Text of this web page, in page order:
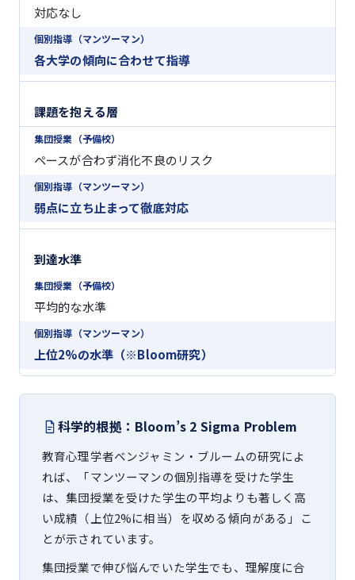
対応なし
各大学の傾向に合わせて指導
課題を抱える層
ペースが合わず消化不良のリスク
弱点に立ち止まって徹底対応
到達水準
平均的な水準
上位2%の水準（※Bloom研究）
科学的根拠：Bloom’s 2 Sigma Problem
教育心理学者ベンジャミン・ブルームの研究によ
れば、「マンツーマンの個別指導を受けた学生
は、集団授業を受けた学生の平均よりも著しく高
い成績（上位2%に相当）を収める傾向がある」こ
とが示されています。
集団授業で伸び悩んでいた学生でも、理解度に合